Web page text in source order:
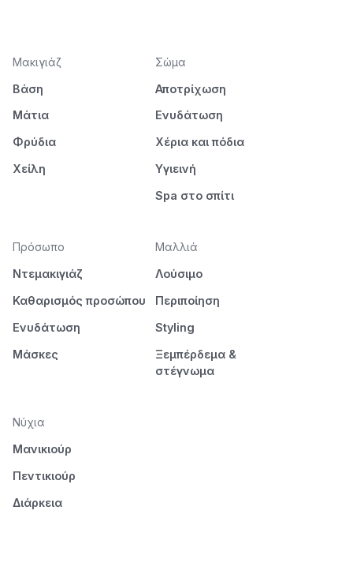
Μακιγιάζ
Βάση
Μάτια
Φρύδια
Χείλη
Σώμα
Αποτρίχωση
Ενυδάτωση
Χέρια και πόδια
Υγιεινή
Spa στο σπίτι
Πρόσωπο
Ντεμακιγιάζ
Καθαρισμός προσώπου
Ενυδάτωση
Μάσκες
Μαλλιά
Λούσιμο
Περιποίηση
Styling
Ξεμπέρδεμα &
στέγνωμα
Νύχια
Μανικιούρ
Πεντικιούρ
Διάρκεια